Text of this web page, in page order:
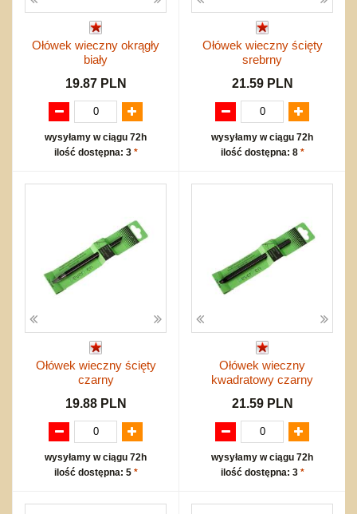
Ołówek wieczny okrągły
biały
19.87 PLN
wysyłamy w ciągu 72h
ilość dostępna: 3 *
Ołówek wieczny ścięty
srebrny
21.59 PLN
wysyłamy w ciągu 72h
ilość dostępna: 8 *
Ołówek wieczny ścięty
czarny
19.88 PLN
wysyłamy w ciągu 72h
ilość dostępna: 5 *
Ołówek wieczny
kwadratowy czarny
21.59 PLN
wysyłamy w ciągu 72h
ilość dostępna: 3 *